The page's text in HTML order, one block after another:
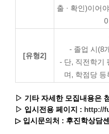
출 · 확인)이어
[유형2]
- 졸업 시(8
- 단, 직전학기
며, 학점당 등
▷ 기타 자세한 모집내용은
▷ 입시전용 페이지 : http://
▷ 입시문의처 : 후진학상담